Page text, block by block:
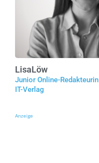
LisaLöw
Junior Online-Redakteurin
IT-Verlag
Anzeige